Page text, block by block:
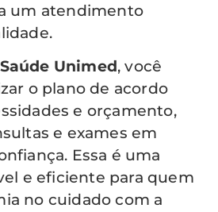
um atendimento
Unimed, você
o plano de acordo
e orçamento,
e exames em
Essa é uma
e eficiente para quem
no cuidado com a